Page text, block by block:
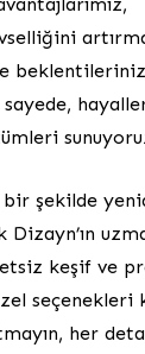
bir şekilde
keşif ve
seçenekleri
her